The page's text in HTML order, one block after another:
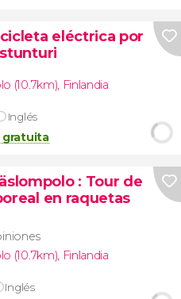
eléctrica por
(10.7km), Finlandia
Inglés
gratuita
: Tour de
en raquetas
(10.7km), Finlandia
Inglés